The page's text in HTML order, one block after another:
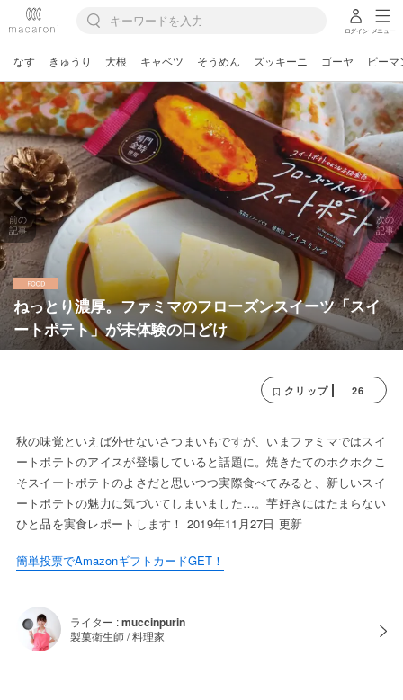
ログイン メニュー
なす きゅうり 大根 キャベツ そうめん ズッキーニ ゴーヤ ピーマ
ねっとり濃厚。ファミマのフローズンスイーツ「スイ
ートポテト」が未体験の口どけ
前の
記事
次の
記事
クリップ 26
秋の味覚といえば外せないさつまいもですが、いまファミマではスイ
ートポテトのアイスが登場していると話題に。焼きたてのホクホクこ
そスイートポテトのよさだと思いつつ実際食べてみると、新しいスイ
ートポテトの魅力に気づいてしまいました…。芋好きにはたまらない
ひと品を実食レポートします！ 2019年11月27日 更新
簡単投票でAmazonギフトカードGET！
ライター :muccinpurin
製菓衛生師 / 料理家